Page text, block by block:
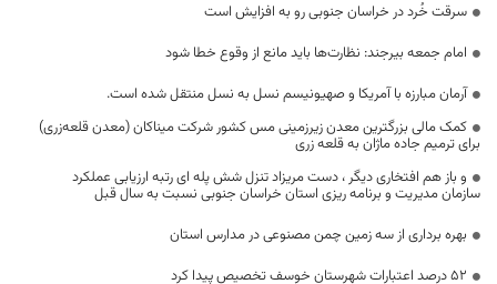
سرقت خُرد در خراسان جنوبی رو به افزایش است
امام جمعه بیرجند: نظارت‌ها باید مانع از وقوع خطا شود
آرمان مبارزه با آمریکا و صهیونیسم نسل به نسل منتقل شده است.
کمک مالی بزرگترین معدن زیرزمینی مس کشور شرکت میناکان (معدن قلعه‌زری)
برای ترمیم جاده ماژان به قلعه زری
و باز هم افتخاری دیگر ، دست مریزاد تنزل شش پله ای رتبه ارزیابی عملکرد
سازمان مدیریت و برنامه ریزی استان خراسان جنوبی نسبت به سال قبل
بهره برداری از سه زمین چمن مصنوعی در مدارس استان
۵۲ درصد اعتبارات شهرستان خوسف تخصیص پیدا کرد